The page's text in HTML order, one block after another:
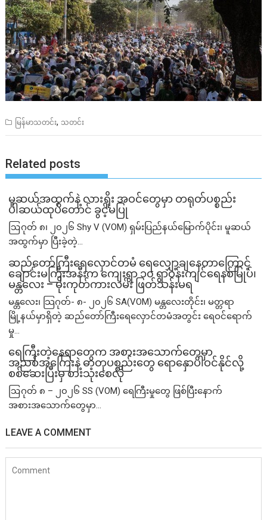
မြန်မာသတင်း, သတင်း
Related posts
မူဆယ်အထွက်နဲ့ လားရှိုး အဝင်တွေမှာ တရုတ်ပစ္စည်း
ပါဆယ်ထုပ်တောင် ခွင့်မပြု
ဩဂုတ် ၈၊ ၂၀၂၆ Shy V (VOM) ရှမ်းပြည်နယ်မြောက်ပိုင်း၊ မူဆယ်
အထွက်မှာ ပြီးခဲ့တဲ့...
ဆည်တော်ကြီးရေလှောင်တမံ ရေလျှော့ချနေတာကြောင့်
ချောင်းမကြီးအနီးက ကျေးရွာ ၁၀ ရွာဝန်းကျင်ရေနစ်မြုပ်၊
မန္တလေး – မိုးကုတ်ကားလမ်း ဖြတ်သန်းမရ
မန္တလေး၊ သြဂုတ်- ၈- ၂၀၂၆ SA(VOM) မန္တလေးတိုင်း၊ မတ္တရာ
မြို့နယ်မှာရှိတဲ့ ဆည်တော်ကြီးရေလှောင်တမံအတွင်း ရေဝင်ရောက်
မှု...
ရေကြီးတဲ့​နေရာ​တွေက အစားအသောက်တွေမှာ
အညစ်အကြေးနဲ့ ဓာတုပစ္စည်းတွေ ရောနှောပါဝင်နိုင်လို့
စစ်ဆေးပြီးမှ စားသုံးစေလို
ဩဂုတ် ၈ – ၂၀၂၆ SS (VOM) ရေကြီးမှုတွေ ဖြစ်ပြီးနောက်
အစားအသောက်တွေမှာ...
LEAVE A COMMENT